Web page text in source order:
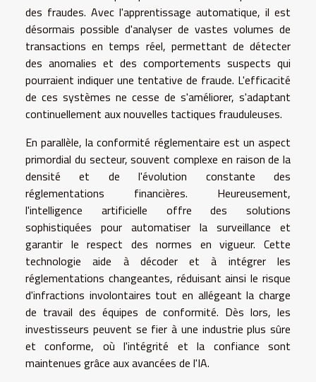
des fraudes. Avec l'apprentissage automatique, il est
désormais possible d'analyser de vastes volumes de
transactions en temps réel, permettant de détecter
des anomalies et des comportements suspects qui
pourraient indiquer une tentative de fraude. L'efficacité
de ces systèmes ne cesse de s'améliorer, s'adaptant
continuellement aux nouvelles tactiques frauduleuses.
En parallèle, la conformité réglementaire est un aspect
primordial du secteur, souvent complexe en raison de la
densité et de l'évolution constante des
réglementations financières. Heureusement,
l'intelligence artificielle offre des solutions
sophistiquées pour automatiser la surveillance et
garantir le respect des normes en vigueur. Cette
technologie aide à décoder et à intégrer les
réglementations changeantes, réduisant ainsi le risque
d'infractions involontaires tout en allégeant la charge
de travail des équipes de conformité. Dès lors, les
investisseurs peuvent se fier à une industrie plus sûre
et conforme, où l'intégrité et la confiance sont
maintenues grâce aux avancées de l'IA.